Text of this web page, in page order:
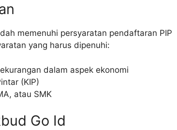
memenuhi persyaratan pendaftaran PIP
yang harus dipenuhi:
dalam aspek ekonomi
(KIP)
atau SMK
Go Id